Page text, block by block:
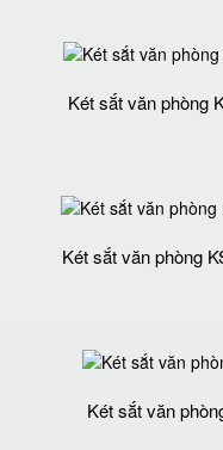
Két sắt văn phòng
Két sắt văn phòng
Két sắt văn